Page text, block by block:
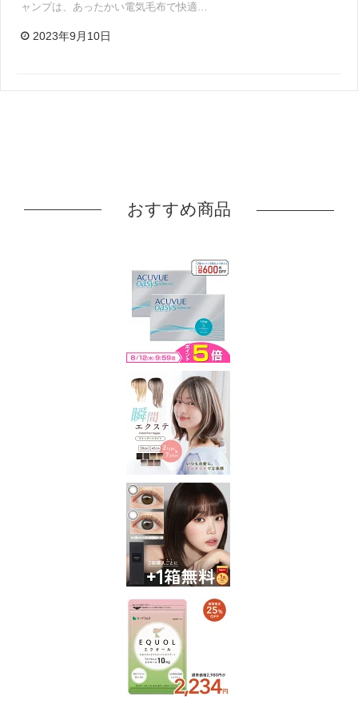
ャンプは、あったかい電気毛布で快適…
2023年9月10日
おすすめ商品